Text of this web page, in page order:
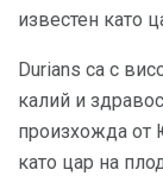
известен като
Durians са с
калий и
произхожда от
като цар на